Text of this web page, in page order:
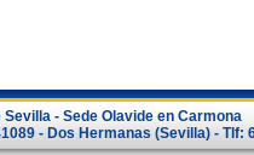
- Sede Olavide en Carmona
- Dos Hermanas (Sevilla) - Tlf: